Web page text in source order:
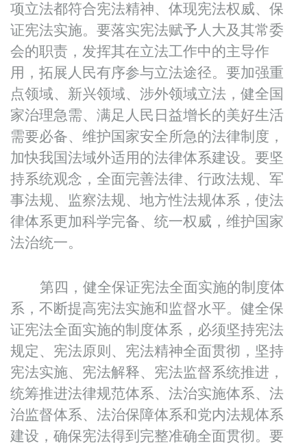
项立法都符合宪法精神、体现宪法权威、保
证宪法实施。要落实宪法赋予人大及其常委
会的职责，发挥其在立法工作中的主导作
用，拓展人民有序参与立法途径。要加强重
点领域、新兴领域、涉外领域立法，健全国
家治理急需、满足人民日益增长的美好生活
需要必备、维护国家安全所急的法律制度，
加快我国法域外适用的法律体系建设。要坚
持系统观念，全面完善法律、行政法规、军
事法规、监察法规、地方性法规体系，使法
律体系更加科学完备、统一权威，维护国家
法治统一。
第四，健全保证宪法全面实施的制度体
系，不断提高宪法实施和监督水平。健全保
证宪法全面实施的制度体系，必须坚持宪法
规定、宪法原则、宪法精神全面贯彻，坚持
宪法实施、宪法解释、宪法监督系统推进，
统筹推进法律规范体系、法治实施体系、法
治监督体系、法治保障体系和党内法规体系
建设，确保宪法得到完整准确全面贯彻。要